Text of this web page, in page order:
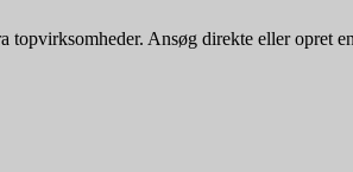
topvirksomheder. Ansøg direkte eller opret